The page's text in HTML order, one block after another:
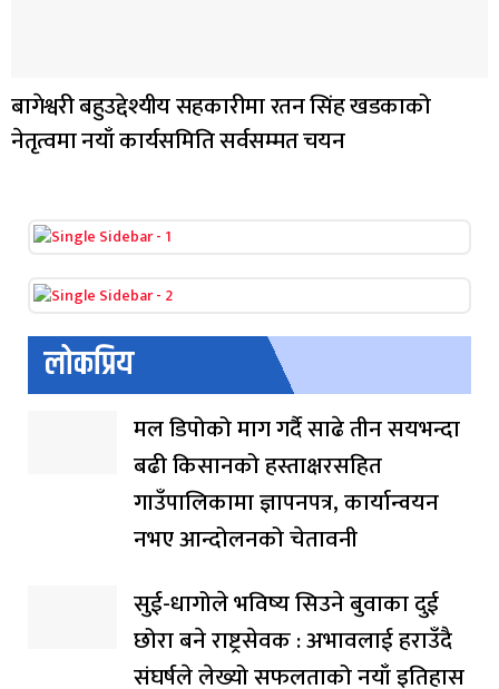
बागेश्वरी बहुउद्देश्यीय सहकारीमा रतन सिंह खडकाको
नेतृत्वमा नयाँ कार्यसमिति सर्वसम्मत चयन
लोकप्रिय
मल डिपोको माग गर्दै साढे तीन सयभन्दा
बढी किसानको हस्ताक्षरसहित
गाउँपालिकामा ज्ञापनपत्र, कार्यान्वयन
नभए आन्दोलनको चेतावनी
सुई-धागोले भविष्य सिउने बुवाका दुई
छोरा बने राष्ट्रसेवक : अभावलाई हराउँदै
संघर्षले लेख्यो सफलताको नयाँ इतिहास